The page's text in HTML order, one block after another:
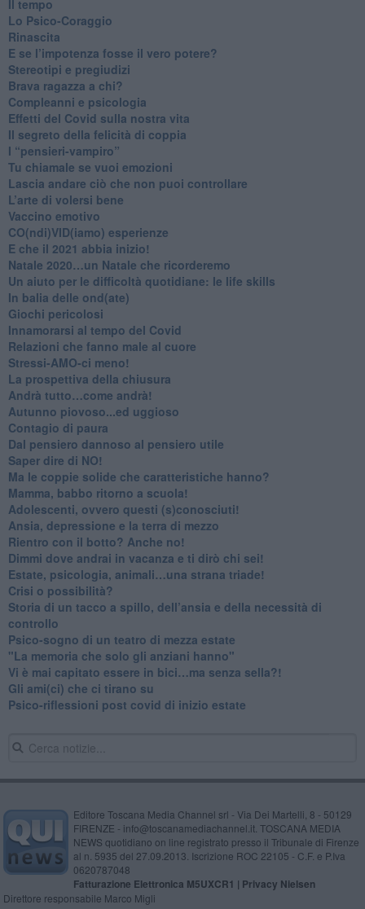
​Il tempo
​Lo Psico-Coraggio
Rinascita
​E se l’impotenza fosse il vero potere?
Stereotipi e pregiudizi
​Brava ragazza a chi?
​Compleanni e psicologia
Effetti del Covid sulla nostra vita
Il segreto della felicità di coppia
​I “pensieri-vampiro”
​Tu chiamale se vuoi emozioni
​Lascia andare ciò che non puoi controllare
L’arte di volersi bene
​Vaccino emotivo
CO(ndi)VID(iamo) esperienze
​E che il 2021 abbia inizio!
​Natale 2020…un Natale che ricorderemo
Un aiuto per le difficoltà quotidiane: le life skills
​In balia delle ond(ate)
Giochi pericolosi
Innamorarsi al tempo del Covid
​Relazioni che fanno male al cuore
​Stressi-AMO-ci meno!
​La prospettiva della chiusura
​Andrà tutto…come andrà!
Autunno piovoso...ed uggioso
​Contagio di paura
​Dal pensiero dannoso al pensiero utile
​Saper dire di NO!
​Ma le coppie solide che caratteristiche hanno?
​Mamma, babbo ritorno a scuola!
Adolescenti, ovvero questi (s)conosciuti!
Ansia, depressione e la terra di mezzo
​Rientro con il botto? Anche no!
Dimmi dove andrai in vacanza e ti dirò chi sei!
​Estate, psicologia, animali…una strana triade!
​Crisi o possibilità?
​Storia di un tacco a spillo, dell’ansia e della necessità di
controllo
​Psico-sogno di un teatro di mezza estate
"La memoria che solo gli anziani hanno"
​Vi è mai capitato essere in bici…ma senza sella?!
​Gli ami(ci) che ci tirano su
Psico-riflessioni post covid di inizio estate
Editore Toscana Media Channel srl - Via Dei Martelli, 8 - 50129
FIRENZE - info@toscanamediachannel.it. TOSCANA MEDIA
NEWS quotidiano on line registrato presso il Tribunale di Firenze
al n. 5935 del 27.09.2013. Iscrizione ROC 22105 - C.F. e P.Iva
0620787048
Fatturazione Elettronica M5UXCR1 | Privacy Nielsen
Direttore responsabile Marco Migli